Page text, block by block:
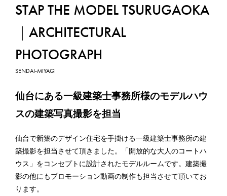
SUBSCRIPTION
サブスクリプション
WORKS
制作実績
CONTACT
お問合せ／お見積りのご依頼
STAP THE MODEL TSURUGAOKA
｜ARCHITECTURAL
PHOTOGRAPH
SENDAI-MIYAGI
仙台にある一級建築士事務所様のモデルハウ
スの建築写真撮影を担当
仙台で新築のデザイン住宅を手掛ける一級建築士事務所の建
築撮影を担当させて頂きました。「開放的な大人のコートハ
ウス」をコンセプトに設計されたモデルルームです。建築撮
影の他にもプロモーション動画の制作も担当させて頂いてお
ります。